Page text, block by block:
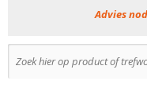
Advies